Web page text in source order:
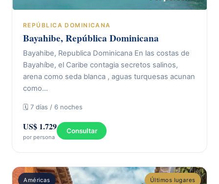
REPÚBLICA DOMINICANA
Bayahibe, República Dominicana
Bayahibe, Republica Dominicana En las costas de
Bayahíbe, el Caribe contagia secretos salinos,
arena como seda blanca , aguas turquesas acunan
como…
🗓 7 días / 6 noches
US$ 1.729
por persona
Consultar
Américas Últimos lugares